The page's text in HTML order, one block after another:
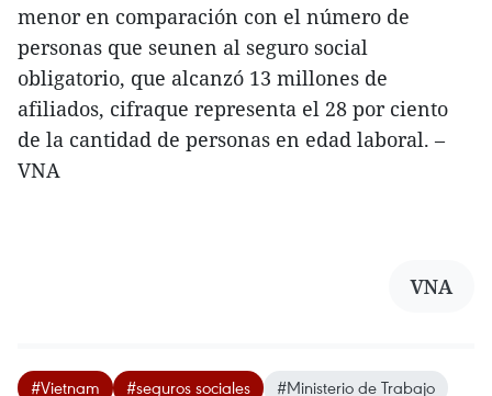
menor en comparación con el número de
personas que seunen al seguro social
obligatorio, que alcanzó 13 millones de
afiliados, cifraque representa el 28 por ciento
de la cantidad de personas en edad laboral. –
VNA
VNA
#Vietnam #seguros sociales #Ministerio de Trabajo